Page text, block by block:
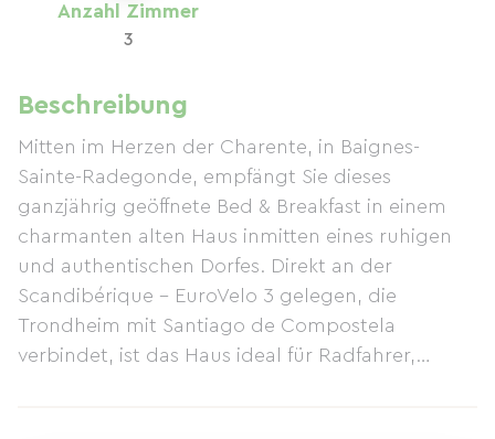
Anzahl Zimmer
3
Beschreibung
Mitten im Herzen der Charente, in Baignes-
Sainte-Radegonde, empfängt Sie dieses
ganzjährig geöffnete Bed & Breakfast in einem
charmanten alten Haus inmitten eines ruhigen
und authentischen Dorfes. Direkt an der
Scandibérique – EuroVelo 3 gelegen, die
Trondheim mit Santiago de Compostela
verbindet, ist das Haus ideal für Radfahrer,